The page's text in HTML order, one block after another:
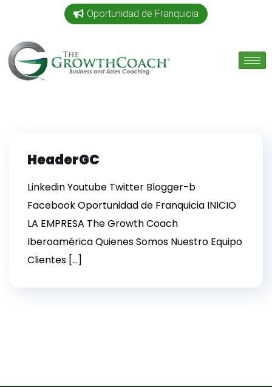
Oportunidad de Franquicia
HeaderGC
Linkedin Youtube Twitter Blogger-b
Facebook Oportunidad de Franquicia INICIO
LA EMPRESA The Growth Coach
Iberoamérica Quienes Somos Nuestro Equipo
Clientes […]